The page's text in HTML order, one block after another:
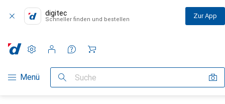
digitec
Schneller finden und bestellen Zur App
Navigation nach Kategorien
Menü Suche
Einstellungen
Kundenkonto
Vergleichslisten
Merklisten
Warenkorb